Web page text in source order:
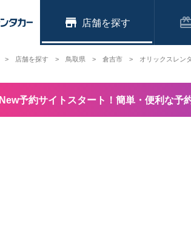
店舗
New予約サイトスタート！簡単・便利な予
店舗を探す 鳥取県 倉吉市 オリックスレン